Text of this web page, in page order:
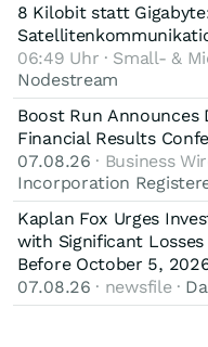
8 Kilobit statt
06:49 Uhr · Small- &
Nodestream
Boost Run
Financial Results
07.08.26 · Business
Incorporation
Kaplan Fox Urges
with Significant
Before October 5,
07.08.26 · newsfile ·